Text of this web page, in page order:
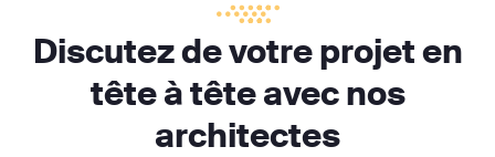
Discutez de votre projet en
tête à tête avec nos
architectes